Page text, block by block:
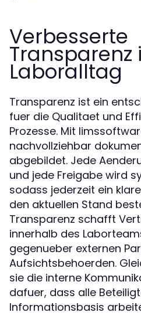
Verbesserte
Transparenz
Laboralltag
Transparenz ist ein
fuer die Qualitaet und
Prozesse. Mit
nachvollziehbar
abgebildet. Jede
und jede Freigabe wird
sodass jederzeit ein
den aktuellen Stand
Transparenz schafft
innerhalb des
gegenueber externen
Aufsichtsbehoerden.
sie die interne
dafuer, dass alle
Informationsbasis